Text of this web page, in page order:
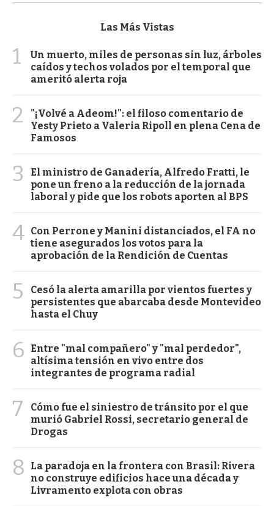
Las Más Vistas
1
Un muerto, miles de personas sin luz, árboles
caídos y techos volados por el temporal que
ameritó alerta roja
2
"¡Volvé a Adeom!": el filoso comentario de
Yesty Prieto a Valeria Ripoll en plena Cena de
Famosos
3
El ministro de Ganadería, Alfredo Fratti, le
pone un freno a la reducción de la jornada
laboral y pide que los robots aporten al BPS
4 Con Perrone y Manini distanciados, el FA no
tiene asegurados los votos para la
aprobación de la Rendición de Cuentas
5
Cesó la alerta amarilla por vientos fuertes y
persistentes que abarcaba desde Montevideo
hasta el Chuy
6
Entre "mal compañero" y "mal perdedor",
altísima tensión en vivo entre dos
integrantes de programa radial
7
Cómo fue el siniestro de tránsito por el que
murió Gabriel Rossi, secretario general de
Drogas
8
La paradoja en la frontera con Brasil: Rivera
no construye edificios hace una década y
Livramento explota con obras